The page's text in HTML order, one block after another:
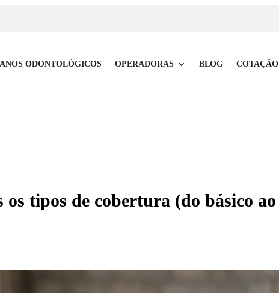
ODONTOLÓGICOS OPERADORAS BLOG COTAÇÃO
tipos de cobertura (do básico ao